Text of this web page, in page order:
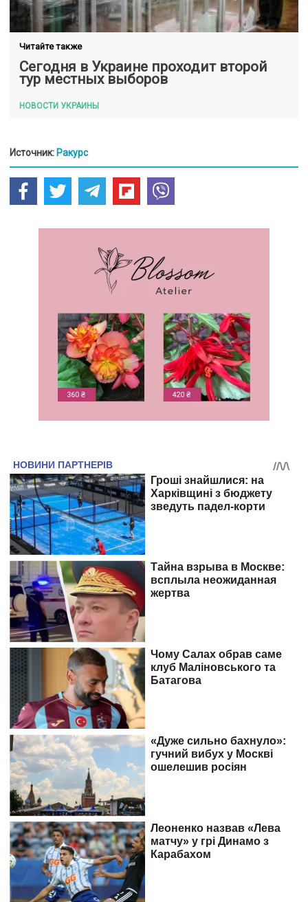
Читайте также
Сегодня в Украине проходит второй
тур местных выборов
НОВОСТИ УКРАИНЫ
Источник: Ракурс